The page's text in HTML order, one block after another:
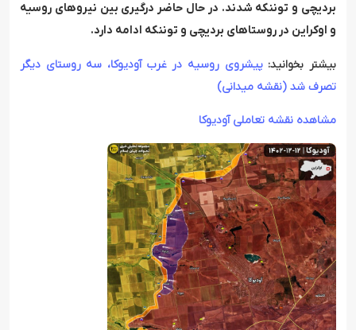
بردیچی و توننکه شدند. در حال حاضر درگیری بین نیروهای روسیه
و اوکراین در روستاهای بردیچی و توننکه ادامه دارد.
بیشتر بخوانید:پیشروی روسیه در غرب آودیوکا، سه روستای دیگر
تصرف شد (نقشه میدانی)
مشاهده نقشه تعاملی آودیوکا